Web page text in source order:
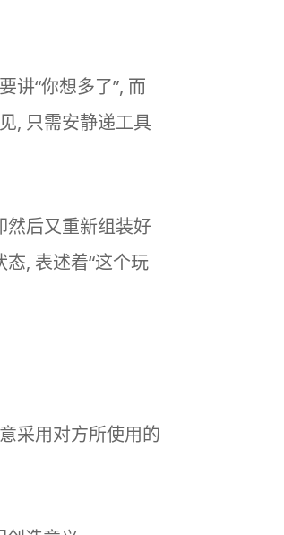
讲“你想多了”, 而
, 只需安静递工具
然后又重新组装好
, 表述着“这个玩
采用对方所使用的